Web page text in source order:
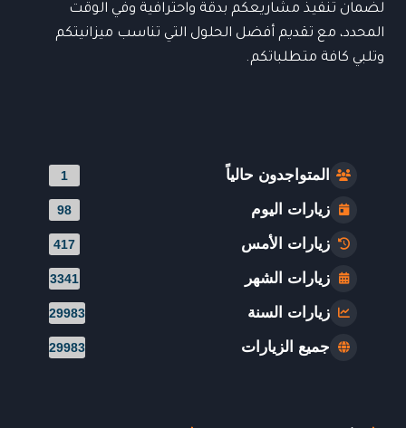
لضمان تنفيذ مشاريعكم بدقة واحترافية وفي الوقت
المحدد، مع تقديم أفضل الحلول التي تناسب ميزانيتكم
وتلبي كافة متطلباتكم.
المتواجدون حالياً 1
زيارات اليوم 98
زيارات الأمس 417
زيارات الشهر 3341
زيارات السنة 29983
جميع الزيارات 29983